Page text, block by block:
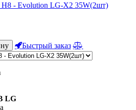
- Evolution LG-X2 35W(2шт)
Быстрый заказ
LG